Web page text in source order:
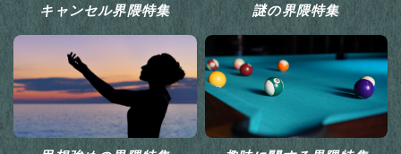
キャンセル界隈特集 謎の界隈特集